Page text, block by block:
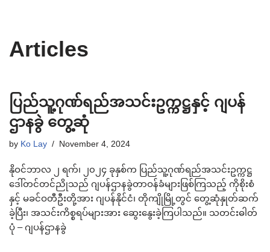
Articles
ပြည်သူ့ဂုဏ်ရည်အသင်းဥက္ကဋ္ဌနှင့် ဂျပန်
ဌာနခွဲ တွေ့ဆုံ
by Ko Lay November 4, 2024
နိုဝင်ဘာလ ၂ ရက်၊ ၂၀၂၄ ခုနှစ်က ပြည်သူ့ဂုဏ်ရည်အသင်းဥက္ကဋ္ဌ
ဒေါ်တင်တင်ညိုသည် ဂျပန်ဌာနခွဲတာဝန်ခံများဖြစ်ကြသည့် ကိုစိုးစံ
နှင့် မခင်ဝတီဦးတို့အား ဂျပန်နိုင်ငံ၊ တိုကျိုမြို့တွင် တွေ့ဆုံနှုတ်ဆက်
ခဲ့ပြီး၊ အသင်းကိစ္စရပ်များအား ဆွေးနွေးခဲ့ကြပါသည်။ သတင်းဓါတ်
ပုံ – ဂျပန်ဌာနခွဲ